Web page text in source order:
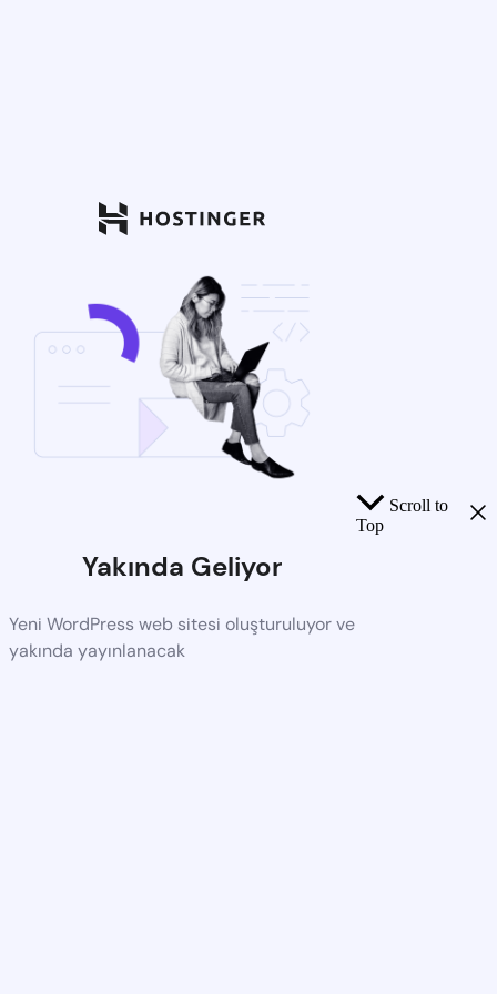
Yakında Geliyor
Yeni WordPress web sitesi oluşturuluyor ve
yakında yayınlanacak
Scroll to
Top